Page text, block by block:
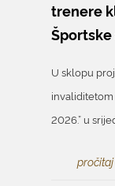
trenere
Športske
U sklopu
2026.” u
pročitaj